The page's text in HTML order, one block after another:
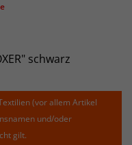
schwarz
(vor allem Artikel
und/oder
gilt.